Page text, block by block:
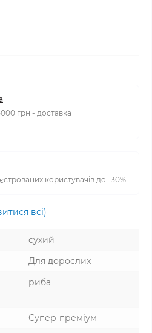
грн - доставка
користувачів до -30%
всі)
сухий
Для дорослих
риба
Супер-преміум